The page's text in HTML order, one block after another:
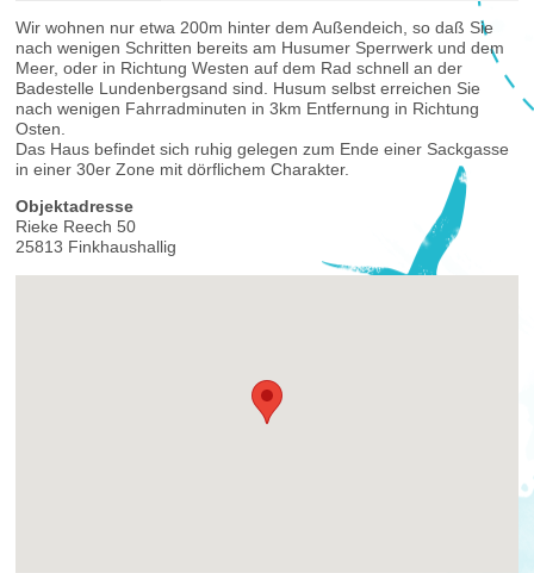
Wir wohnen nur etwa 200m hinter dem Außendeich, so daß Sie
nach wenigen Schritten bereits am Husumer Sperrwerk und dem
Meer, oder in Richtung Westen auf dem Rad schnell an der
Badestelle Lundenbergsand sind. Husum selbst erreichen Sie
nach wenigen Fahrradminuten in 3km Entfernung in Richtung
Osten.
Das Haus befindet sich ruhig gelegen zum Ende einer Sackgasse
in einer 30er Zone mit dörflichem Charakter.
Objektadresse
Rieke Reech 50
25813 Finkhaushallig